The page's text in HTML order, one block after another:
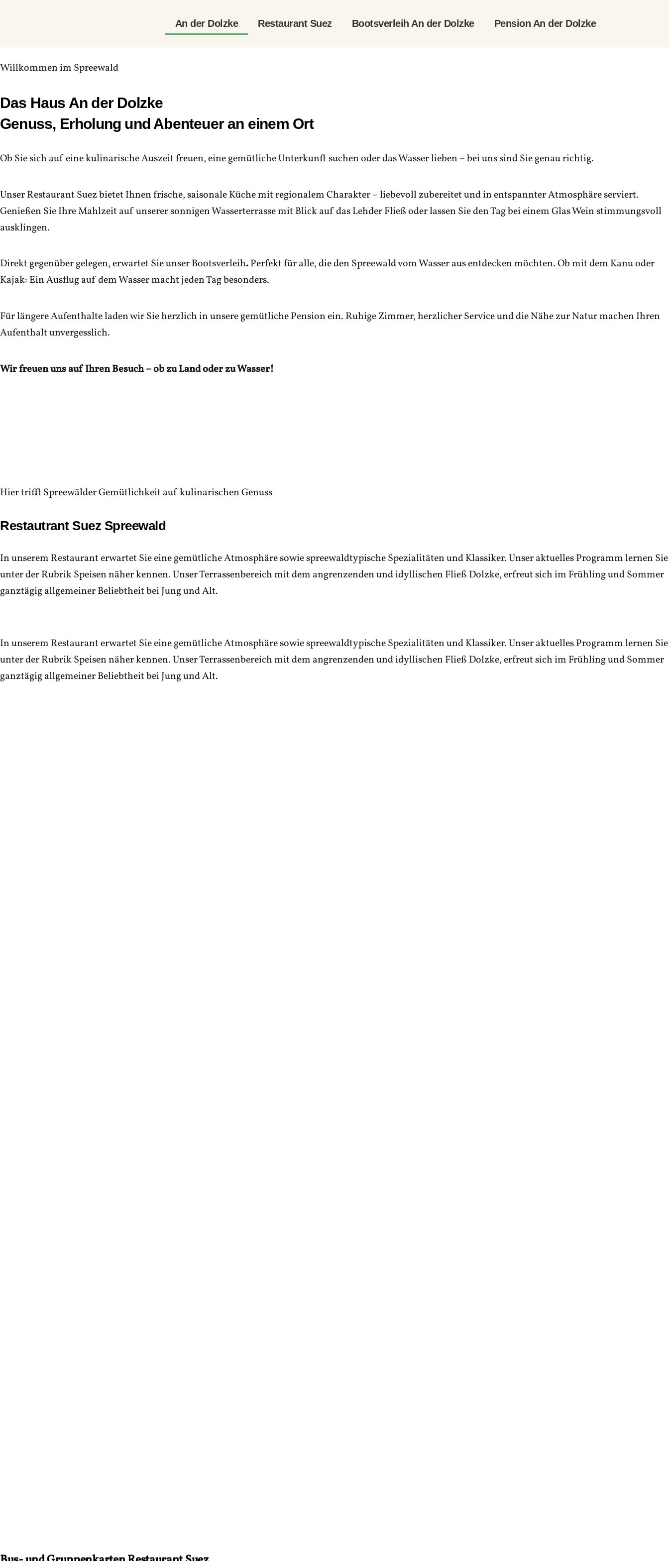
An der Dolzke Restaurant Suez Bootsverleih An der Dolzke Pension An der Dolzke
Willkommen im Spreewald
Das Haus An der Dolzke
Genuss, Erholung und Abenteuer an einem Ort
Ob Sie sich auf eine kulinarische Auszeit freuen, eine gemütliche Unterkunft suchen oder das Wasser lieben – bei uns sind Sie genau richtig.
Unser Restaurant Suez bietet Ihnen frische, saisonale Küche mit regionalem Charakter – liebevoll zubereitet und in entspannter Atmosphäre serviert.
Genießen Sie Ihre Mahlzeit auf unserer sonnigen Wasserterrasse mit Blick auf das Lehder Fließ oder lassen Sie den Tag bei einem Glas Wein stimmungsvoll
ausklingen.
Direkt gegenüber gelegen, erwartet Sie unserBootsverleih.Perfekt für alle, die den Spreewald vom Wasser aus entdecken möchten. Ob mit dem Kanu oder
Kajak: Ein Ausflug auf dem Wasser macht jeden Tag besonders.
Für längere Aufenthalte laden wir Sie herzlich in unsere gemütlichePensionein. Ruhige Zimmer, herzlicher Service und die Nähe zur Natur machen Ihren
Aufenthalt unvergesslich.
Wir freuen uns auf Ihren Besuch – ob zu Land oder zu Wasser!
Hier trifft Spreewälder Gemütlichkeit auf kulinarischen Genuss
Restautrant Suez Spreewald
In unserem Restaurant erwartet Sie eine gemütliche Atmosphäre sowie spreewaldtypische Spezialitäten und Klassiker. Unser aktuelles Programm lernen Sie
unter der Rubrik Speisen näher kennen. Unser Terrassenbereich mit dem angrenzenden und idyllischen Fließ Dolzke, erfreut sich im Frühling und Sommer
ganztägig allgemeiner Beliebtheit bei Jung und Alt.
In unserem Restaurant erwartet Sie eine gemütliche Atmosphäre sowie spreewaldtypische Spezialitäten und Klassiker. Unser aktuelles Programm lernen Sie
unter der Rubrik Speisen näher kennen. Unser Terrassenbereich mit dem angrenzenden und idyllischen Fließ Dolzke, erfreut sich im Frühling und Sommer
ganztägig allgemeiner Beliebtheit bei Jung und Alt.